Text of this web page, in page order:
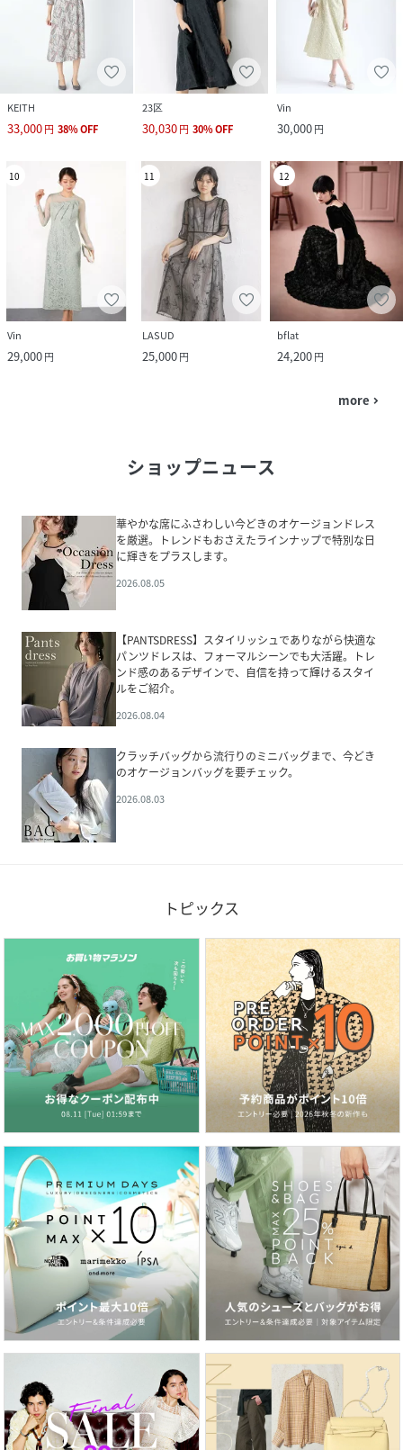
KEITH
33,000円 38%OFF
23区
30,030円 30%OFF
Vin
30,000円
10
Vin
29,000円
11
LASUD
25,000円
12
bflat
24,200円
more navigate_next
ショップニュース
華やかな席にふさわしい今どきのオケージョンドレス
を厳選。トレンドもおさえたラインナップで特別な日
に輝きをプラスします。
2026.08.05
【PANTSDRESS】スタイリッシュでありながら快適な
パンツドレスは、フォーマルシーンでも大活躍。トレ
ンド感のあるデザインで、自信を持って輝けるスタイ
ルをご紹介。
2026.08.04
クラッチバッグから流行りのミニバッグまで、今どき
のオケージョンバッグを要チェック。
2026.08.03
トピックス